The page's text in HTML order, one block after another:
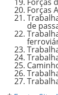
Forças
de